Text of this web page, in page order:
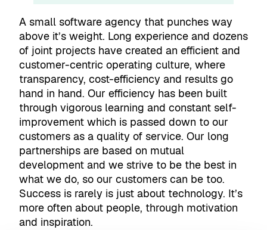
A small software agency that punches way
above it’s weight. Long experience and dozens
of joint projects have created an efficient and
customer-centric operating culture, where
transparency, cost-efficiency and results go
hand in hand. Our efficiency has been built
through vigorous learning and constant self-
improvement which is passed down to our
customers as a quality of service. Our long
partnerships are based on mutual
development and we strive to be the best in
what we do, so our customers can be too.
Success is rarely is just about technology. It’s
more often about people, through motivation
and inspiration.